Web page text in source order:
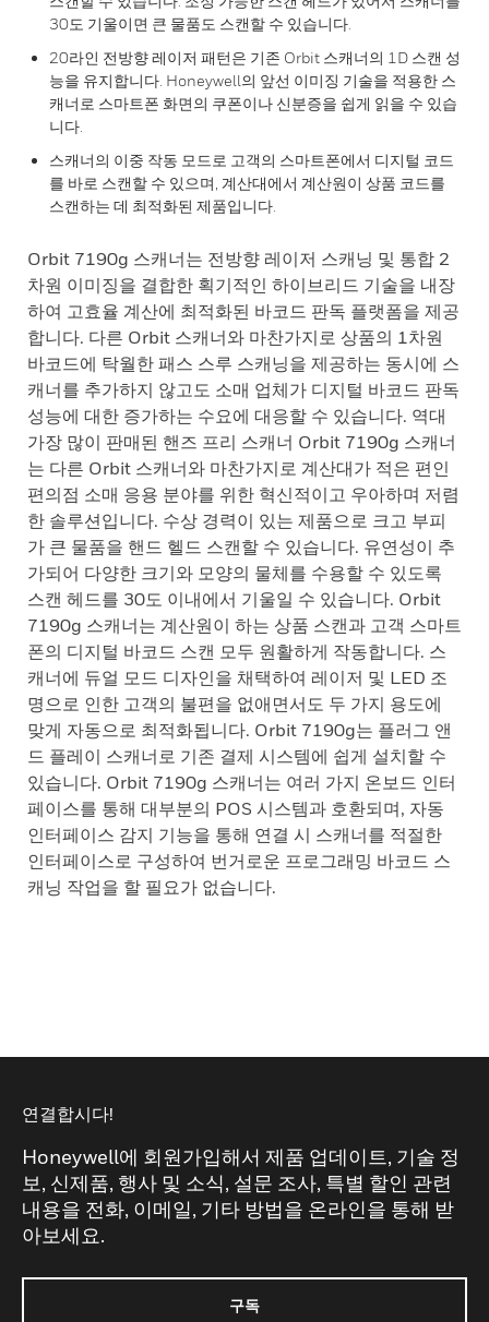
30도 기울이면 큰 물품도 스캔할 수 있습니다.
20라인 전방향 레이저 패턴은 기존 Orbit 스캐너의 1D 스캔 성
능을 유지합니다. Honeywell의 앞선 이미징 기술을 적용한 스
캐너로 스마트폰 화면의 쿠폰이나 신분증을 쉽게 읽을 수 있습
니다.
스캐너의 이중 작동 모드로 고객의 스마트폰에서 디지털 코드
를 바로 스캔할 수 있으며, 계산대에서 계산원이 상품 코드를
스캔하는 데 최적화된 제품입니다.
Orbit 7190g 스캐너는 전방향 레이저 스캐닝 및 통합 2
차원 이미징을 결합한 획기적인 하이브리드 기술을 내장
하여 고효율 계산에 최적화된 바코드 판독 플랫폼을 제공
합니다. 다른 Orbit 스캐너와 마찬가지로 상품의 1차원
바코드에 탁월한 패스 스루 스캐닝을 제공하는 동시에 스
캐너를 추가하지 않고도 소매 업체가 디지털 바코드 판독
성능에 대한 증가하는 수요에 대응할 수 있습니다. 역대
가장 많이 판매된 핸즈 프리 스캐너 Orbit 7190g 스캐너
는 다른 Orbit 스캐너와 마찬가지로 계산대가 적은 편인
편의점 소매 응용 분야를 위한 혁신적이고 우아하며 저렴
한 솔루션입니다. 수상 경력이 있는 제품으로 크고 부피
가 큰 물품을 핸드 헬드 스캔할 수 있습니다. 유연성이 추
가되어 다양한 크기와 모양의 물체를 수용할 수 있도록
스캔 헤드를 30도 이내에서 기울일 수 있습니다. Orbit
7190g 스캐너는 계산원이 하는 상품 스캔과 고객 스마트
폰의 디지털 바코드 스캔 모두 원활하게 작동합니다. 스
캐너에 듀얼 모드 디자인을 채택하여 레이저 및 LED 조
명으로 인한 고객의 불편을 없애면서도 두 가지 용도에
맞게 자동으로 최적화됩니다. Orbit 7190g는 플러그 앤
드 플레이 스캐너로 기존 결제 시스템에 쉽게 설치할 수
있습니다. Orbit 7190g 스캐너는 여러 가지 온보드 인터
페이스를 통해 대부분의 POS 시스템과 호환되며, 자동
인터페이스 감지 기능을 통해 연결 시 스캐너를 적절한
인터페이스로 구성하여 번거로운 프로그래밍 바코드 스
캐닝 작업을 할 필요가 없습니다.
연결합시다!
Honeywell에 회원가입해서 제품 업데이트, 기술 정
보, 신제품, 행사 및 소식, 설문 조사, 특별 할인 관련
내용을 전화, 이메일, 기타 방법을 온라인을 통해 받
아보세요.
구독